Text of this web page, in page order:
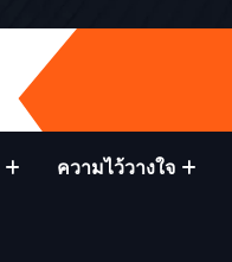
ความไว้วางใจ